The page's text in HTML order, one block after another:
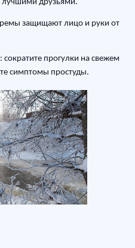
лучшими друзьями.
защищают лицо и руки от
прогулки на свежем
симптомы простуды.